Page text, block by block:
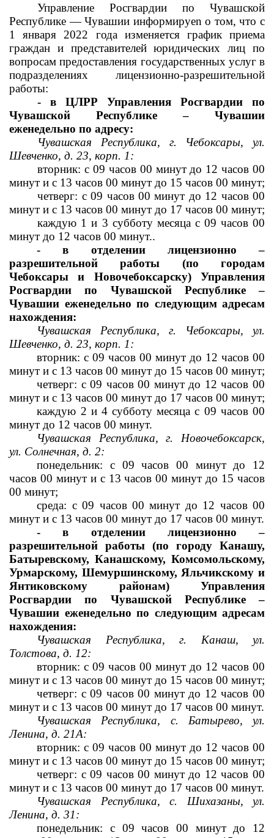
Управление Росгвардии по Чувашской
Республике — Чувашии информируеn о том, что с
1 января 2022 года изменяется график приема
граждан и представителей юридических лиц по
вопросам предоставления государственных услуг в
подразделениях лицензионно-разрешительной
работы:
- в ЦЛРР Управления Росгвардии по
Чувашской Республике – Чувашии
еженедельно по адресу:
Чувашская Республика, г. Чебоксары, ул.
Шевченко, д. 23, корп. 1:
вторник: с 09 часов 00 минут до 12 часов 00
минут и с 13 часов 00 минут до 15 часов 00 минут;
четверг: с 09 часов 00 минут до 12 часов 00
минут и с 13 часов 00 минут до 17 часов 00 минут;
каждую 1 и 3 субботу месяца с 09 часов 00
минут до 12 часов 00 минут..
- в отделении лицензионно –
разрешительной работы (по городам
Чебоксары и Новочебоксарску) Управления
Росгвардии по Чувашской Республике –
Чувашии еженедельно по следующим адресам
нахождения:
Чувашская Республика, г. Чебоксары, ул.
Шевченко, д. 23, корп. 1:
вторник: с 09 часов 00 минут до 12 часов 00
минут и с 13 часов 00 минут до 15 часов 00 минут;
четверг: с 09 часов 00 минут до 12 часов 00
минут и с 13 часов 00 минут до 17 часов 00 минут;
каждую 2 и 4 субботу месяца с 09 часов 00
минут до 12 часов 00 минут.
Чувашская Республика, г. Новочебоксарск,
ул. Солнечная, д. 2:
понедельник: с 09 часов 00 минут до 12
часов 00 минут и с 13 часов 00 минут до 15 часов
00 минут;
среда: с 09 часов 00 минут до 12 часов 00
минут и с 13 часов 00 минут до 17 часов 00 минут.
- в отделении лицензионно –
разрешительной работы (по городу Канашу,
Батыревскому, Канашскому, Комсомольскому,
Урмарскому, Шемуршинскому, Яльчикскому и
Янтиковскому районам) Управления
Росгвардии по Чувашской Республике –
Чувашии еженедельно по следующим адресам
нахождения:
Чувашская Республика, г. Канаш, ул.
Толстова, д. 12:
вторник: с 09 часов 00 минут до 12 часов 00
минут и с 13 часов 00 минут до 15 часов 00 минут;
четверг: с 09 часов 00 минут до 12 часов 00
минут и с 13 часов 00 минут до 17 часов 00 минут.
Чувашская Республика, с. Батырево, ул.
Ленина, д. 21А:
вторник: с 09 часов 00 минут до 12 часов 00
минут и с 13 часов 00 минут до 15 часов 00 минут;
четверг: с 09 часов 00 минут до 12 часов 00
минут и с 13 часов 00 минут до 17 часов 00 минут.
Чувашская Республика, с. Шихазаны, ул.
Ленина, д. 31:
понедельник: с 09 часов 00 минут до 12